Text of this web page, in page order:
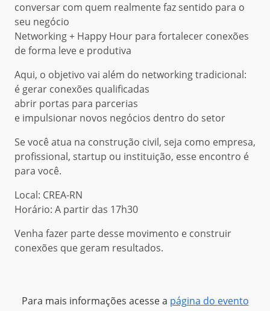
conversar com quem realmente faz sentido para o
seu negócio
Networking + Happy Hour para fortalecer conexões
de forma leve e produtiva
Aqui, o objetivo vai além do networking tradicional:
é gerar conexões qualificadas
abrir portas para parcerias
e impulsionar novos negócios dentro do setor
Se você atua na construção civil, seja como empresa,
profissional, startup ou instituição, esse encontro é
para você.
Local: CREA-RN
Horário: A partir das 17h30
Venha fazer parte desse movimento e construir
conexões que geram resultados.
Para mais informações acesse a página do evento